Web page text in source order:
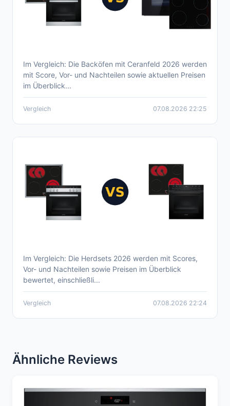
Aktueller Backofen mit Ceranfeld Vergleich
2026
Im Vergleich: Die Backöfen mit Ceranfeld 2026 werden
mit Score, Vor- und Nachteilen sowie aktuellen Preisen
im Überblick...
Vergleich 07.08.2026 22:25
Aktueller Herdsets Vergleich 2026 – Top-
Einbau-Herdsets im Überblick
Im Vergleich: Die Herdsets 2026 werden mit Scores,
Vor- und Nachteilen sowie Preisen im Überblick
bewertet, einschließli...
Vergleich 07.08.2026 22:24
Ähnliche Reviews